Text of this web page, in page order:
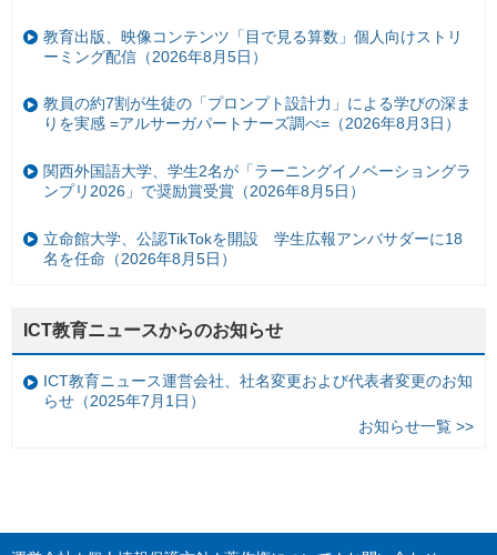
教育出版、映像コンテンツ「目で見る算数」個人向けストリ
ーミング配信（2026年8月5日）
教員の約7割が生徒の「プロンプト設計力」による学びの深ま
りを実感 =アルサーガパートナーズ調べ=（2026年8月3日）
関西外国語大学、学生2名が「ラーニングイノベーショングラ
ンプリ2026」で奨励賞受賞（2026年8月5日）
立命館大学、公認TikTokを開設 学生広報アンバサダーに18
名を任命（2026年8月5日）
ICT教育ニュースからのお知らせ
ICT教育ニュース運営会社、社名変更および代表者変更のお知
らせ（2025年7月1日）
お知らせ一覧 >>